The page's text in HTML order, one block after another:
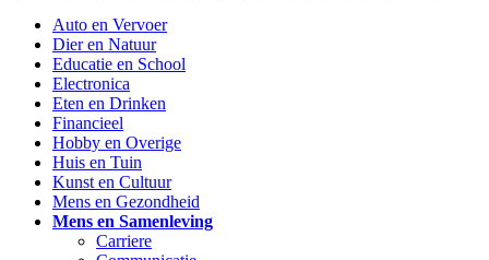
Auto en Vervoer
Dier en Natuur
Educatie en School
Electronica
Eten en Drinken
Financieel
Hobby en Overige
Huis en Tuin
Kunst en Cultuur
Mens en Gezondheid
Mens en Samenleving
Carriere